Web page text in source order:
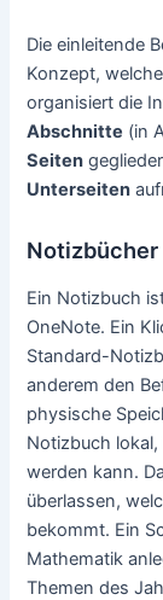
Die einleitende
Konzept,
organisiert die
Abschnitte (in
Seiten
Unterseiten
Notizbücher
Ein Notizbuch
OneNote. Ein
Standard-
anderem den
physische
Notizbuch
werden kann.
überlassen,
bekommt. Ein
Mathematik
Themen des